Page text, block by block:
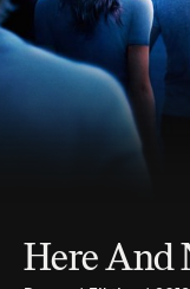
Here And